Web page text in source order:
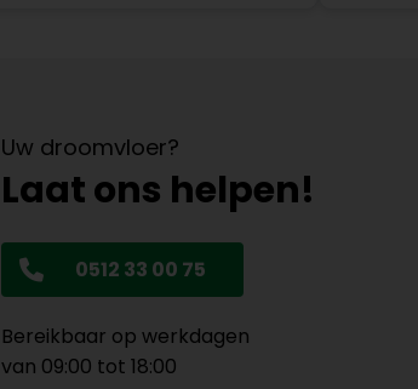
Uw droomvloer?
Laat ons helpen!
0512 33 00 75
Bereikbaar op werkdagen
van 09:00 tot 18:00